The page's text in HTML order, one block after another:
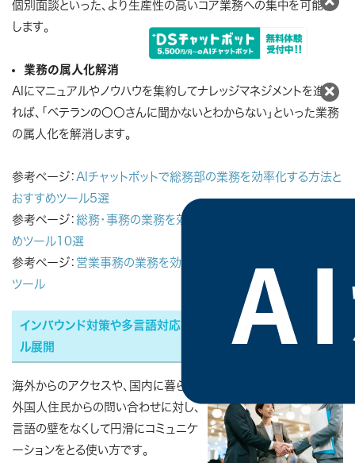
個別面談といった、より生産性の高いコア業務への集中を可能に
します。
業務の属人化解消
AIにマニュアルやノウハウを集約してナレッジマネジメントを進め
れば、「ベテランの〇〇さんに聞かないとわからない」といった業務
の属人化を解消します。
参考ページ： AIチャットボットで総務部の業務を効率化する方法と
おすすめツール5選
参考ページ： 総務・事務の業務を効率化・DX化する方法とおすす
めツール10選
参考ページ： 営業事務の業務を効率化・DX化する方法とおすすめ
ツール
インバウンド対策や多言語対応｜言語の壁を越えたグローバ
ル展開
海外からのアクセスや、国内に暮らす
外国人住民からの問い合わせに対し、
言語の壁をなくして円滑にコミュニケ
ーションをとる使い方です。